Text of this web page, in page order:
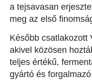
a tejsavasan
meg az első
Később csatlakozott
akivel közösen
teljes értékű,
gyártó és